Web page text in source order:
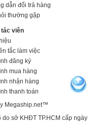
dẫn đổi trả hàng
thường gặp
tác viên
tắc làm việc
đăng ký
mua hàng
nhận hàng
thanh toán
Megaship.net™
sở KHĐT TP.HCM cấp ngày